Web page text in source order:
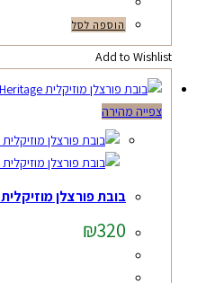
הוספה לסל
Add to Wishlist
צפייה מהירה
בובת פורצלן מוזיקלית Heritage
₪320